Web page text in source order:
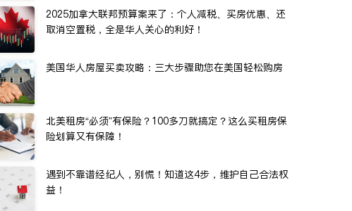
2025加拿大联邦预算案来了：个人减税、买房优惠、还
取消空置税，全是华人关心的利好！
美国华人房屋买卖攻略：三大步骤助您在美国轻松购房
北美租房“必须”有保险？100多刀就搞定？这么买租房保
险划算又有保障！
遇到不靠谱经纪人，别慌！知道这4步，维护自己合法权
益！